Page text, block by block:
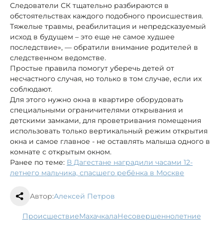
Следователи СК тщательно разбираются в
обстоятельствах каждого подобного происшествия.
Тяжелые травмы, реабилитация и непредсказуемый
исход в будущем – это еще не самое худшее
последствие», — обратили внимание родителей в
следственном ведомстве.
Простые правила помогут уберечь детей от
несчастного случая, но только в том случае, если их
соблюдают.
Для этого нужно окна в квартире оборудовать
специальными ограничителями открывания и
детскими замками, для проветривания помещения
использовать только вертикальный режим открытия
окна и самое главное - не оставлять малыша одного в
комнате с открытым окном.
Ранее по теме: В Дагестане наградили часами 12-
летнего мальчика, спасшего ребёнка в Москве
Автор:Алексей Петров
происшествие Махачкала несовершеннолетние